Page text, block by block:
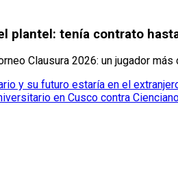
plantel: tenía contrato
Clausura 2026: un jugador más
y su futuro estaría en el
en Cusco contra